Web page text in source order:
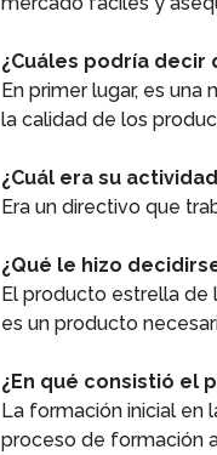
¿Cuáles podría
En primer lugar, es
la calidad de los
¿Cuál era su
Era un directivo que
¿Qué le hizo
El producto estrella de
es un producto
¿En qué consistió el
La formación inicial en
proceso de formación